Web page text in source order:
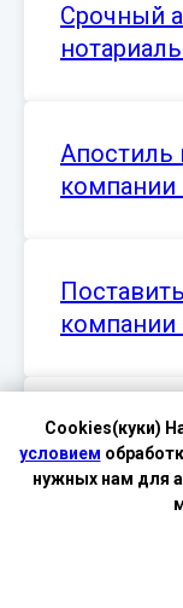
Cookies(куки)
условием
нужных нам для
Срочный
Апостиль
компании
компании
Срочный